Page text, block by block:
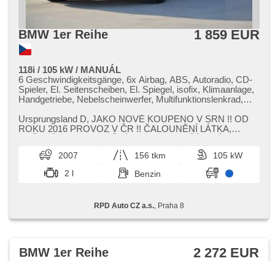
BMW 1er Reihe 1 859 EUR
118i / 105 kW / MANUÁL
6 Geschwindigkeitsgänge, 6x Airbag, ABS, Autoradio, CD-
Spieler, El. Seitenscheiben, El. Spiegel, isofix, Klimaanlage,
Handgetriebe, Nebelscheinwerfer, Multifunktionslenkrad,
Servolenkung, Elektronisches Stabilitätsprogramm (ESP),
Start-Stop System, Tempomat, Ausziehbare Kopflehnen,
pohon, Heckscheibenwischer
Ursprungsland D,​ JAKO NOVÉ KOUPENO V SRN !! OD
ROKU 2016 PROVOZ V ČR !! ČALOUNĚNÍ LÁTKA,​
2007 156 tkm
105 kW
2 l
Benzin
RPD Auto CZ a.s. , Praha 8
BMW 1er Reihe 2 272 EUR